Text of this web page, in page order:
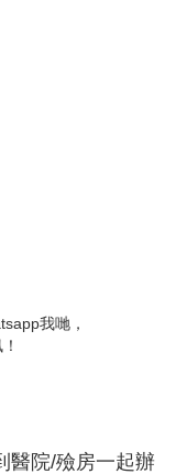
我哋，
醫院/殮房一起辦